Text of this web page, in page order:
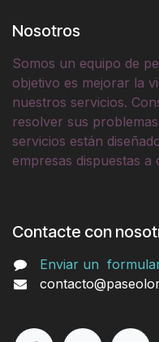
Nosotros
Somos un equipo de
objetivo es mejorar la
nuestros servicios.
resolver sus
servicios están
empresas dispuestas
Contacte con
Enviar un